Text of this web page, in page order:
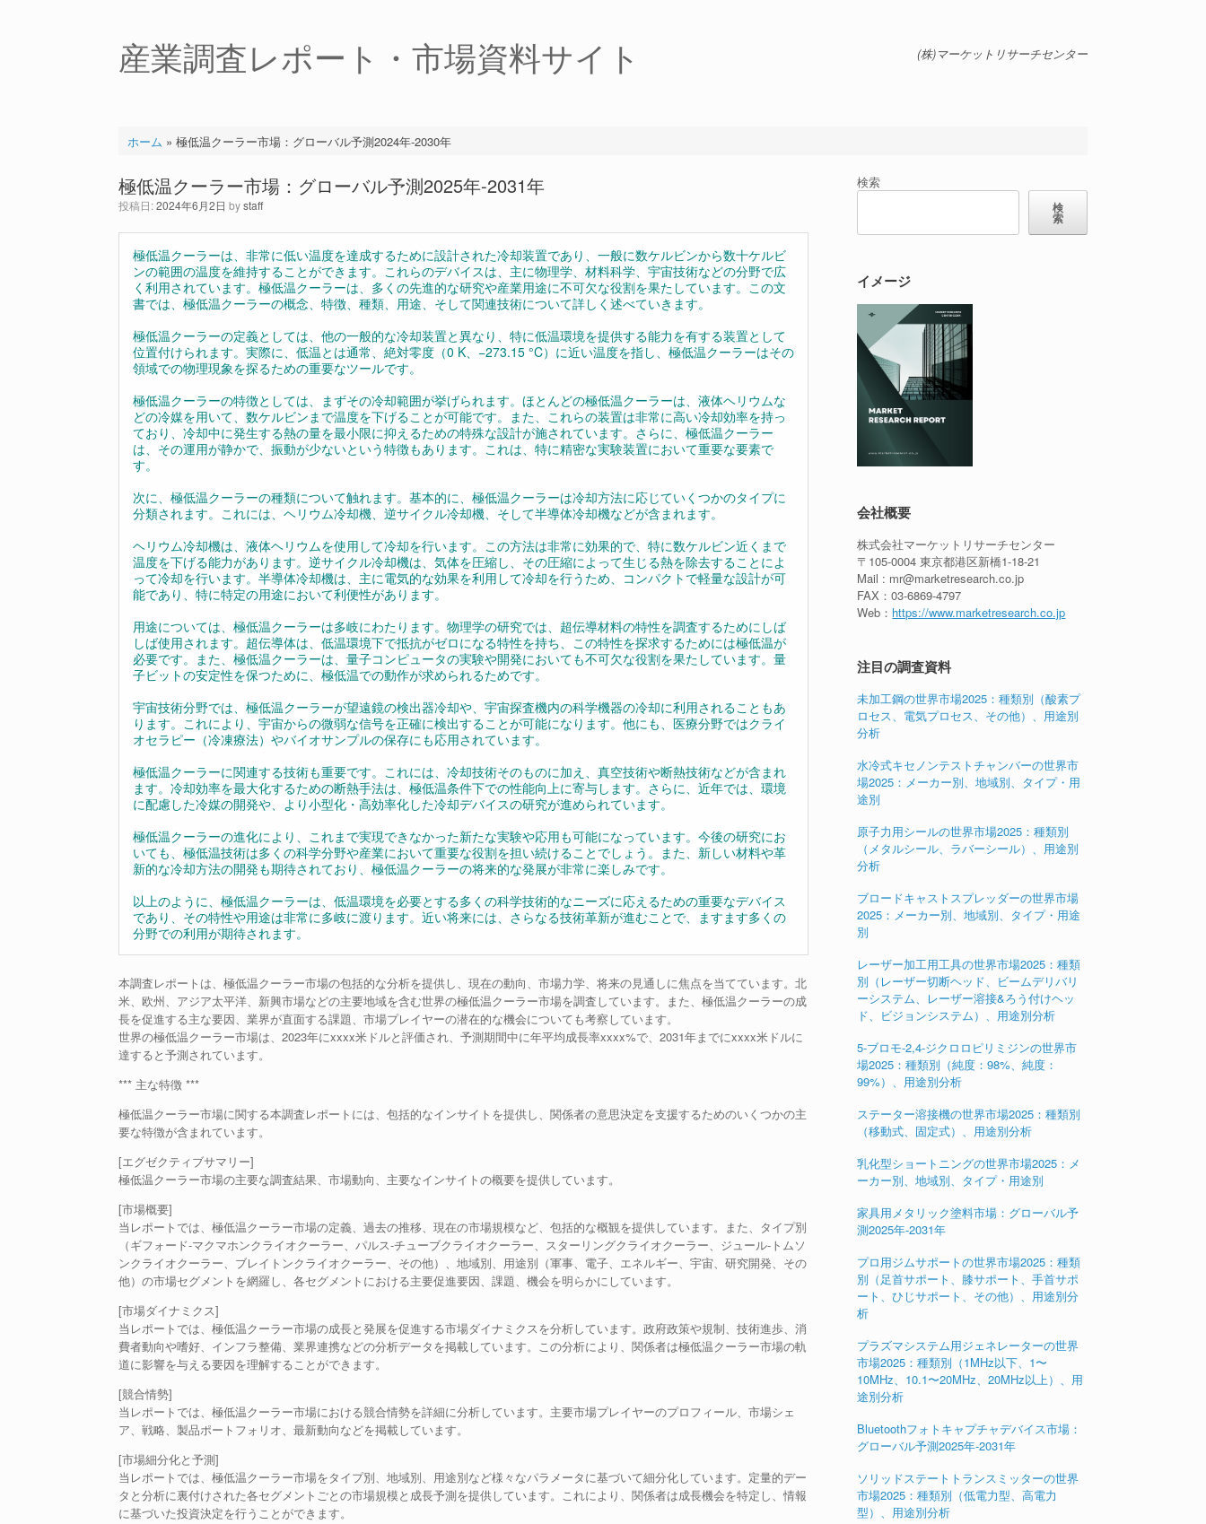
産業調査レポート・市場資料サイト (株)マーケットリサーチセンター
ホーム » 極低温クーラー市場：グローバル予測2024年-2030年
極低温クーラー市場：グローバル予測2025年-2031年
投稿日:2024年6月2日 bystaff
極低温クーラーは、非常に低い温度を達成するために設計された冷却装置であり、一般に数ケルビンから数十ケルビ
ンの範囲の温度を維持することができます。これらのデバイスは、主に物理学、材料科学、宇宙技術などの分野で広
く利用されています。極低温クーラーは、多くの先進的な研究や産業用途に不可欠な役割を果たしています。この文
書では、極低温クーラーの概念、特徴、種類、用途、そして関連技術について詳しく述べていきます。
極低温クーラーの定義としては、他の一般的な冷却装置と異なり、特に低温環境を提供する能力を有する装置として
位置付けられます。実際に、低温とは通常、絶対零度（0 K、−273.15 °C）に近い温度を指し、極低温クーラーはその
領域での物理現象を探るための重要なツールです。
極低温クーラーの特徴としては、まずその冷却範囲が挙げられます。ほとんどの極低温クーラーは、液体ヘリウムな
どの冷媒を用いて、数ケルビンまで温度を下げることが可能です。また、これらの装置は非常に高い冷却効率を持っ
ており、冷却中に発生する熱の量を最小限に抑えるための特殊な設計が施されています。さらに、極低温クーラー
は、その運用が静かで、振動が少ないという特徴もあります。これは、特に精密な実験装置において重要な要素で
す。
次に、極低温クーラーの種類について触れます。基本的に、極低温クーラーは冷却方法に応じていくつかのタイプに
分類されます。これには、ヘリウム冷却機、逆サイクル冷却機、そして半導体冷却機などが含まれます。
ヘリウム冷却機は、液体ヘリウムを使用して冷却を行います。この方法は非常に効果的で、特に数ケルビン近くまで
温度を下げる能力があります。逆サイクル冷却機は、気体を圧縮し、その圧縮によって生じる熱を除去することによ
って冷却を行います。半導体冷却機は、主に電気的な効果を利用して冷却を行うため、コンパクトで軽量な設計が可
能であり、特に特定の用途において利便性があります。
用途については、極低温クーラーは多岐にわたります。物理学の研究では、超伝導材料の特性を調査するためにしば
しば使用されます。超伝導体は、低温環境下で抵抗がゼロになる特性を持ち、この特性を探求するためには極低温が
必要です。また、極低温クーラーは、量子コンピュータの実験や開発においても不可欠な役割を果たしています。量
子ビットの安定性を保つために、極低温での動作が求められるためです。
宇宙技術分野では、極低温クーラーが望遠鏡の検出器冷却や、宇宙探査機内の科学機器の冷却に利用されることもあ
ります。これにより、宇宙からの微弱な信号を正確に検出することが可能になります。他にも、医療分野ではクライ
オセラピー（冷凍療法）やバイオサンプルの保存にも応用されています。
極低温クーラーに関連する技術も重要です。これには、冷却技術そのものに加え、真空技術や断熱技術などが含まれ
ます。冷却効率を最大化するための断熱手法は、極低温条件下での性能向上に寄与します。さらに、近年では、環境
に配慮した冷媒の開発や、より小型化・高効率化した冷却デバイスの研究が進められています。
極低温クーラーの進化により、これまで実現できなかった新たな実験や応用も可能になっています。今後の研究にお
いても、極低温技術は多くの科学分野や産業において重要な役割を担い続けることでしょう。また、新しい材料や革
新的な冷却方法の開発も期待されており、極低温クーラーの将来的な発展が非常に楽しみです。
以上のように、極低温クーラーは、低温環境を必要とする多くの科学技術的なニーズに応えるための重要なデバイス
であり、その特性や用途は非常に多岐に渡ります。近い将来には、さらなる技術革新が進むことで、ますます多くの
分野での利用が期待されます。
本調査レポートは、極低温クーラー市場の包括的な分析を提供し、現在の動向、市場力学、将来の見通しに焦点を当てています。北
米、欧州、アジア太平洋、新興市場などの主要地域を含む世界の極低温クーラー市場を調査しています。また、極低温クーラーの成
長を促進する主な要因、業界が直面する課題、市場プレイヤーの潜在的な機会についても考察しています。
世界の極低温クーラー市場は、2023年にxxxx米ドルと評価され、予測期間中に年平均成長率xxxx%で、2031年までにxxxx米ドルに
達すると予測されています。
*** 主な特徴 ***
極低温クーラー市場に関する本調査レポートには、包括的なインサイトを提供し、関係者の意思決定を支援するためのいくつかの主
要な特徴が含まれています。
[エグゼクティブサマリー]
極低温クーラー市場の主要な調査結果、市場動向、主要なインサイトの概要を提供しています。
[市場概要]
当レポートでは、極低温クーラー市場の定義、過去の推移、現在の市場規模など、包括的な概観を提供しています。また、タイプ別
（ギフォード-マクマホンクライオクーラー、パルス-チューブクライオクーラー、スターリングクライオクーラー、ジュール-トムソ
ンクライオクーラー、ブレイトンクライオクーラー、その他）、地域別、用途別（軍事、電子、エネルギー、宇宙、研究開発、その
他）の市場セグメントを網羅し、各セグメントにおける主要促進要因、課題、機会を明らかにしています。
[市場ダイナミクス]
当レポートでは、極低温クーラー市場の成長と発展を促進する市場ダイナミクスを分析しています。政府政策や規制、技術進歩、消
費者動向や嗜好、インフラ整備、業界連携などの分析データを掲載しています。この分析により、関係者は極低温クーラー市場の軌
道に影響を与える要因を理解することができます。
[競合情勢]
当レポートでは、極低温クーラー市場における競合情勢を詳細に分析しています。主要市場プレイヤーのプロフィール、市場シェ
ア、戦略、製品ポートフォリオ、最新動向などを掲載しています。
[市場細分化と予測]
当レポートでは、極低温クーラー市場をタイプ別、地域別、用途別など様々なパラメータに基づいて細分化しています。定量的デー
タと分析に裏付けされた各セグメントごとの市場規模と成長予測を提供しています。これにより、関係者は成長機会を特定し、情報
に基づいた投資決定を行うことができます。
検索
検
索
イメージ
会社概要
株式会社マーケットリサーチセンター
〒105-0004 東京都港区新橋1-18-21
Mail : mr@marketresearch.co.jp
FAX：03-6869-4797
Web： https://www.marketresearch.co.jp
注目の調査資料
未加工鋼の世界市場2025：種類別（酸素プ
ロセス、電気プロセス、その他）、用途別
分析
水冷式キセノンテストチャンバーの世界市
場2025：メーカー別、地域別、タイプ・用
途別
原子力用シールの世界市場2025：種類別
（メタルシール、ラバーシール）、用途別
分析
ブロードキャストスプレッダーの世界市場
2025：メーカー別、地域別、タイプ・用途
別
レーザー加工用工具の世界市場2025：種類
別（レーザー切断ヘッド、ビームデリバリ
ーシステム、レーザー溶接&ろう付けヘッ
ド、ビジョンシステム）、用途別分析
5-ブロモ-2,4-ジクロロピリミジンの世界市
場2025：種類別（純度：98%、純度：
99%）、用途別分析
ステーター溶接機の世界市場2025：種類別
（移動式、固定式）、用途別分析
乳化型ショートニングの世界市場2025：メ
ーカー別、地域別、タイプ・用途別
家具用メタリック塗料市場：グローバル予
測2025年-2031年
プロ用ジムサポートの世界市場2025：種類
別（足首サポート、膝サポート、手首サポ
ート、ひじサポート、その他）、用途別分
析
プラズマシステム用ジェネレーターの世界
市場2025：種類別（1MHz以下、1〜
10MHz、10.1〜20MHz、20MHz以上）、用
途別分析
Bluetoothフォトキャプチャデバイス市場：
グローバル予測2025年-2031年
ソリッドステートトランスミッターの世界
市場2025：種類別（低電力型、高電力
型）、用途別分析